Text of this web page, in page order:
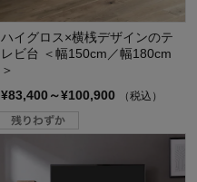
ハイグロス×横桟デザインのテ
レビ台 ＜幅150cm／幅180cm
＞
¥83,400～¥100,900
（税込）